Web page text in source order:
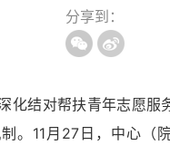
分享到：
化结对帮扶青年志愿服
。 11月 27 日，中心（